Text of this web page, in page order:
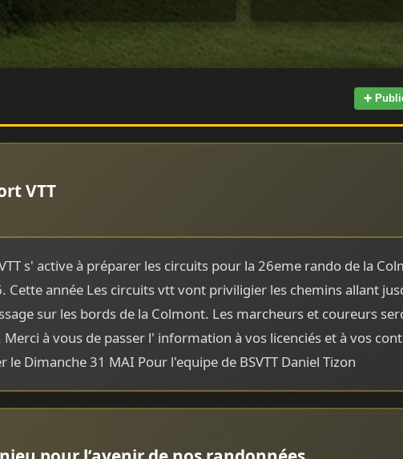
➕
VTT
s' active à préparer les circuits pour la 26eme rando de la
Cette année Les circuits vtt vont priviligier les chemins allant
sur les bords de la Colmont. Les marcheurs et coureurs
à vous de passer l' information à vos licenciés et à vos
Dimanche 31 MAI Pour l'equipe de BSVTT Daniel Tizon